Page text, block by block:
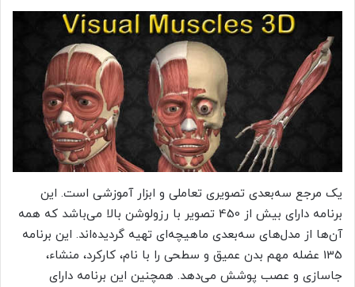
یک مرجع سه‌بعدی تصویری تعاملی و ابزار آموزشی است. این
برنامه دارای بیش از 450 تصویر با رزولوشن بالا می‌باشد که همه
آن‌ها از مدل‌های سه‌بعدی ماهیچه‌ای تهیه گردیده‌اند. این برنامه
135 عضله مهم بدن عمیق و سطحی را با نام، کارکرد، منشاء،
جاسازی و عصب پوشش می‌دهد. همچنین این برنامه دارای